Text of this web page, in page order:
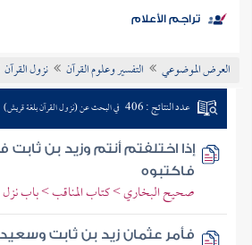
موضوعي
تراجم الأعلام
العرض الموضوعي التفسير وعلوم القرآن نزول القرآن
عدد النتائج : 406 في البحث عن (نزول القرآن بلغة قريش)
إذا اختلفتم أنتم وزيد بن
فاكتبوه
صحيح البخاري > كتاب المناقب > باب نزل
فأمر عثمان زيد بن ثابت